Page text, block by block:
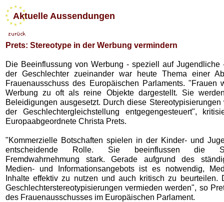
Aktuelle Aussendungen
Prets: Stereotype in der Werbung vermindern
Die Beeinflussung von Werbung - speziell auf
der Geschlechter zueinander war heute Thema einer
Frauenausschuss des Europäischen Parlaments. "Frauen
Werbung zu oft als reine Objekte dargestellt. Sie
Beleidigungen ausgesetzt. Durch diese
der Geschlechtergleichstellung entgegengesteuert",
Europaabgeordnete Christa Prets.
"Kommerzielle Botschaften spielen in der Kinder- und
entscheidende Rolle. Sie beeinflussen die
Fremdwahrnehmung stark. Gerade aufgrund des
Medien- und Informationsangebots ist es notwendig,
Inhalte effektiv zu nutzen und auch kritisch zu beurteilen.
Geschlechterstereotypisierungen vermieden werden", so
des Frauenausschusses im Europäischen Parlament.